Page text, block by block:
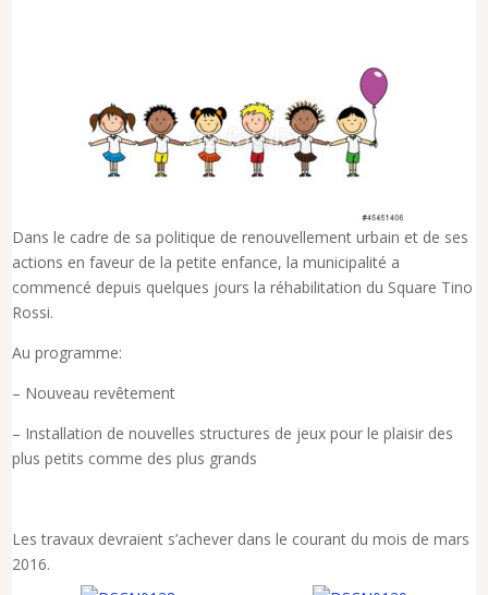
Dans le cadre de sa politique de renouvellement urbain et de ses
actions en faveur de la petite enfance, la municipalité a
commencé depuis quelques jours la réhabilitation du Square Tino
Rossi.
Au programme:
– Nouveau revêtement
– Installation de nouvelles structures de jeux pour le plaisir des
plus petits comme des plus grands
Les travaux devraient s’achever dans le courant du mois de mars
2016.